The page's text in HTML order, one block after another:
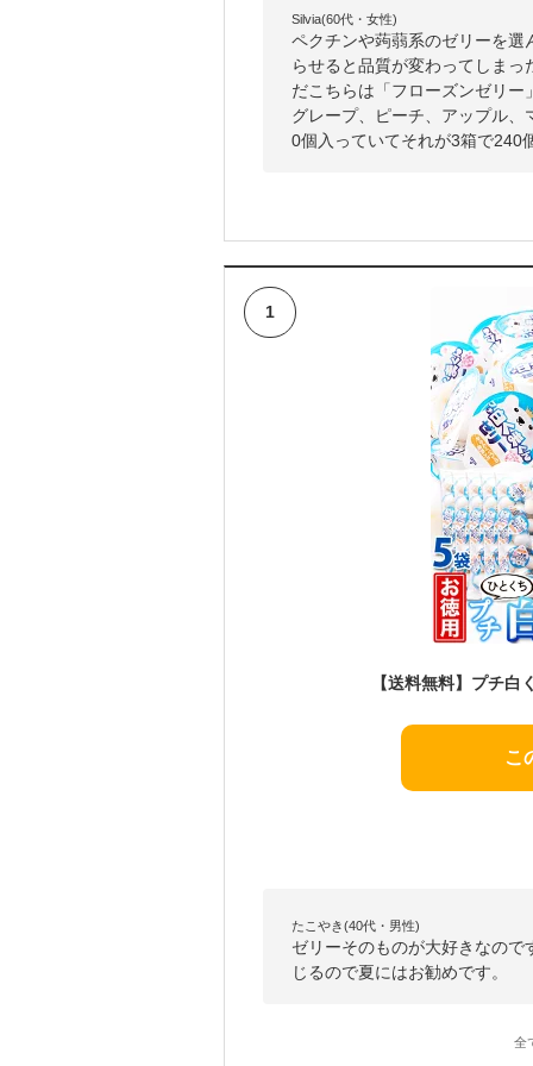
Silvia(60代・女性)
ペクチンや蒟蒻系のゼリーを
らせると品質が変わってしま
だこちらは「フローズンゼリ
グレープ、ピーチ、アップル
0個入っていてそれが3箱で240
1
こ
たこやき(40代・男性)
ゼリーそのものが大好きなの
じるので夏にはお勧めです。
全